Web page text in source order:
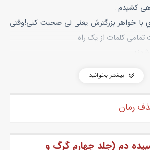
کشیدم .
با خواهر بزرگترش یعنی لی صحبت کنی!وقتی
کلمات از یک راه
بیشتر بخوانید
دم (جلد چهارم گرگ و